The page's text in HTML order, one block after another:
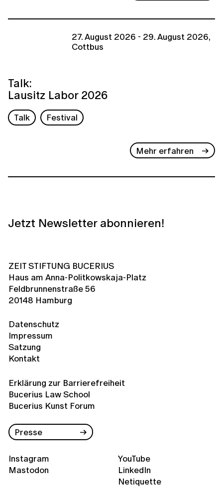
27. August 2026 - 29. August 2026,
Cottbus
Talk:
Lausitz Labor 2026
Talk Festival
Mehr erfahren
Jetzt Newsletter abonnieren!
ZEIT STIFTUNG BUCERIUS
Haus am Anna-Politkowskaja-Platz
Feldbrunnenstraße 56
20148 Hamburg
Datenschutz
Impressum
Satzung
Kontakt
Erklärung zur Barrierefreiheit
Bucerius Law School
Bucerius Kunst Forum
Presse
Instagram
Mastodon
YouTube
LinkedIn
Netiquette